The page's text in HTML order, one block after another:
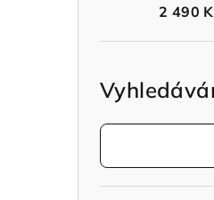
2 490